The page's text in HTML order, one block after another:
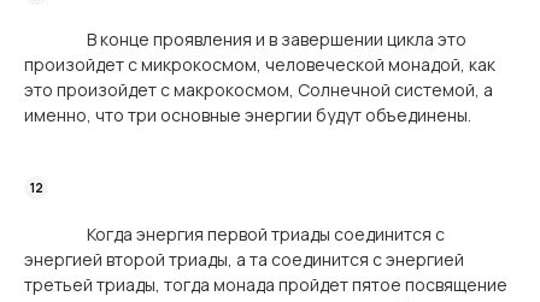
В конце проявления и в завершении цикла это
произойдет с микрокосмом, человеческой монадой, как
это произойдет с макрокосмом, Солнечной системой, а
именно, что три основные энергии будут объединены.
Когда энергия первой триады соединится с
энергией второй триады, а та соединится с энергией
третьей триады, тогда монада пройдет пятое посвящение